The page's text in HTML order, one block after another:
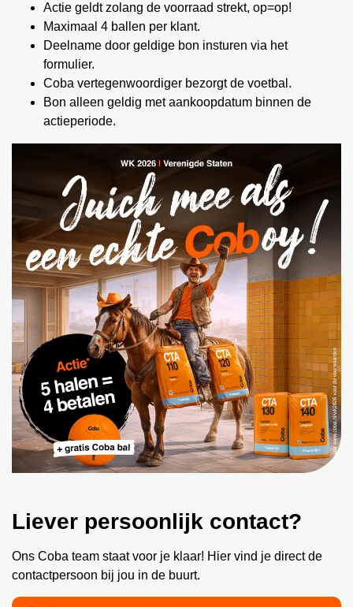
Actie geldt zolang de voorraad strekt, op=op!
Maximaal 4 ballen per klant.
Deelname door geldige bon insturen via het
formulier.
Coba vertegenwoordiger bezorgt de voetbal.
Bon alleen geldig met aankoopdatum binnen de
actieperiode.
Liever persoonlijk contact?
Ons Coba team staat voor je klaar! Hier vind je direct de
contactpersoon bij jou in de buurt.